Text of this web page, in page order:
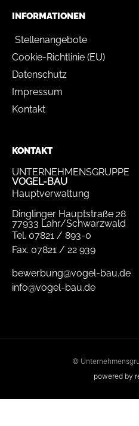
INFORMATIONEN
Stellenangebote
Cookie-Richtlinie (EU)
Datenschutz
Impressum
Kontakt
KONTAKT
UNTERNEHMENSGRUPPE
VOGEL-BAU
Hauptverwaltung
Dinglinger Hauptstraße 28
77933 Lahr/Schwarzwald
Tel. 07821 / 893-0
Fax. 07821 / 22 939
bewerbung@vogel-bau.de
info@vogel-bau.de
©
powered by